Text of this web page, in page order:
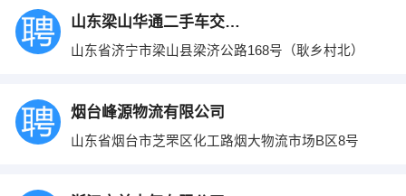
山东梁山华通二手车交易有限公司
山东省济宁市梁山县梁济公路168号（耿乡村北）
烟台峰源物流有限公司
山东省烟台市芝罘区化工路烟大物流市场B区8号